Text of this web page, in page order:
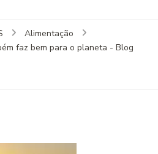
Alimentação
faz bem para o planeta - Blog